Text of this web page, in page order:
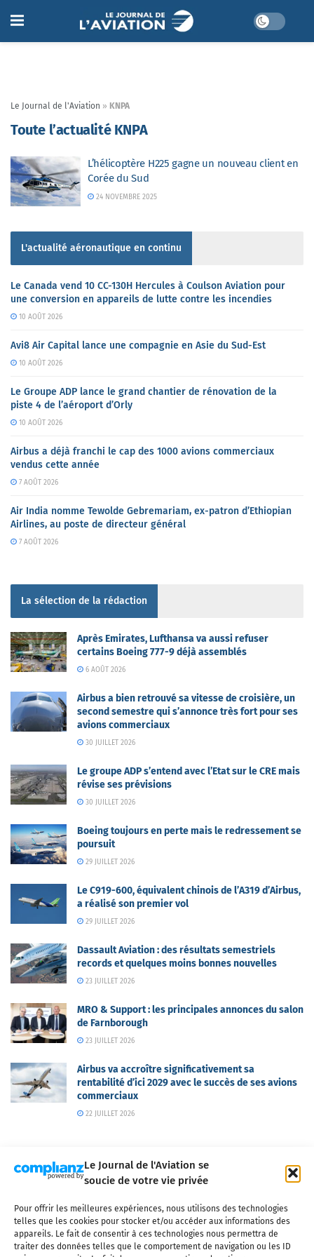
Le Journal de l'Aviation se
soucie de votre vie privée
Pour offrir les meilleures expériences, nous utilisons des technologies
telles que les cookies pour stocker et/ou accéder aux informations des
appareils. Le fait de consentir à ces technologies nous permettra de
traiter des données telles que le comportement de navigation ou les ID
Le Journal de l'Aviation » KNPA
Toute l’actualité KNPA
L’hélicoptère H225 gagne un nouveau client en
Corée du Sud
24 NOVEMBRE 2025
L'actualité aéronautique en continu
Le Canada vend 10 CC-130H Hercules à Coulson Aviation pour
une conversion en appareils de lutte contre les incendies
10 AOÛT 2026
Avi8 Air Capital lance une compagnie en Asie du Sud-Est
10 AOÛT 2026
Le Groupe ADP lance le grand chantier de rénovation de la
piste 4 de l’aéroport d’Orly
10 AOÛT 2026
Airbus a déjà franchi le cap des 1000 avions commerciaux
vendus cette année
7 AOÛT 2026
Air India nomme Tewolde Gebremariam, ex-patron d’Ethiopian
Airlines, au poste de directeur général
7 AOÛT 2026
La sélection de la rédaction
Après Emirates, Lufthansa va aussi refuser
certains Boeing 777-9 déjà assemblés
6 AOÛT 2026
Airbus a bien retrouvé sa vitesse de croisière, un
second semestre qui s’annonce très fort pour ses
avions commerciaux
30 JUILLET 2026
Le groupe ADP s’entend avec l’Etat sur le CRE mais
révise ses prévisions
30 JUILLET 2026
Boeing toujours en perte mais le redressement se
poursuit
29 JUILLET 2026
Le C919-600, équivalent chinois de l’A319 d’Airbus,
a réalisé son premier vol
29 JUILLET 2026
Dassault Aviation : des résultats semestriels
records et quelques moins bonnes nouvelles
23 JUILLET 2026
MRO & Support : les principales annonces du salon
de Farnborough
23 JUILLET 2026
Airbus va accroître significativement sa
rentabilité d’ici 2029 avec le succès de ses avions
commerciaux
22 JUILLET 2026
Qui sommes-nous ? Nous contacter
Partenaires
Mentions légales
CGV Politique de confidentialité Cookies